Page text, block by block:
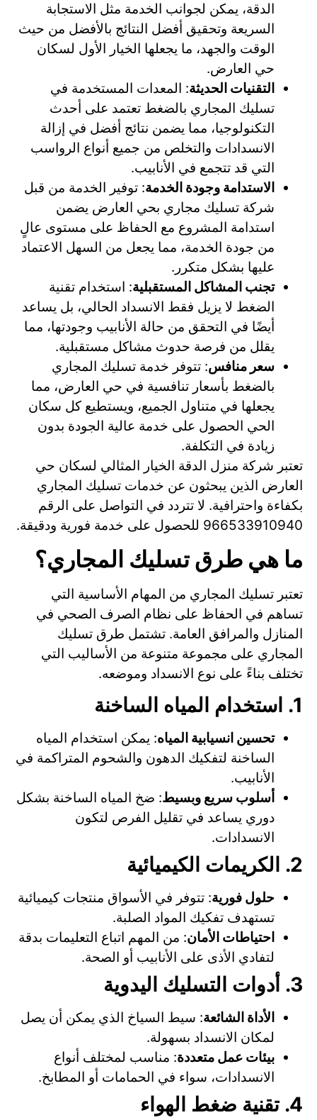
الدقة، يمكن لجوانب الخدمة مثل الاستجابة
السريعة وتحقيق أفضل النتائج بالأفضل من حيث
الوقت والجهد، ما يجعلها الخيار الأول لسكان
حي العارض.
التقنيات الحديثة: المعدات المستخدمة في
تسليك المجاري بالضغط تعتمد على أحدث
التكنولوجيا، مما يضمن نتائج أفضل في إزالة
الانسدادات والتخلص من جميع أنواع الرواسب
التي قد تتجمع في الأنابيب.
الاستدامة وجودة الخدمة: توفير الخدمة من قبل
شركة تسليك مجاري بحي العارض يضمن
استدامة المشروع مع الحفاظ على مستوى عالٍ
من جودة الخدمة، مما يجعل من السهل الاعتماد
عليها بشكل متكرر.
تجنب المشاكل المستقبلية: استخدام تقنية
الضغط لا يزيل فقط الانسداد الحالي، بل يساعد
أيضًا في التحقق من حالة الأنابيب وجودتها، مما
يقلل من فرصة حدوث مشاكل مستقبلية.
سعر منافس: تتوفر خدمة تسليك المجاري
بالضغط بأسعار تنافسية في حي العارض، مما
يجعلها في متناول الجميع، ويستطيع كل سكان
الحي الحصول على خدمة عالية الجودة بدون
زيادة في التكلفة.
تعتبر شركة منزل الدقة الخيار المثالي لسكان حي
العارض الذين يبحثون عن خدمات تسليك المجاري
بكفاءة واحترافية. لا تتردد في التواصل على الرقم
966533910940 للحصول على خدمة فورية ودقيقة.
ما هي طرق تسليك المجاري؟
تعتبر تسليك المجاري من المهام الأساسية التي
تساهم في الحفاظ على نظام الصرف الصحي في
المنازل والمرافق العامة. تشتمل طرق تسليك
المجاري على مجموعة متنوعة من الأساليب التي
تختلف بناءً على نوع الانسداد وموضعه.
1. استخدام المياه الساخنة
تحسين انسيابية المياه: يمكن استخدام المياه
الساخنة لتفكيك الدهون والشحوم المتراكمة في
الأنابيب.
أسلوب سريع وبسيط: ضخ المياه الساخنة بشكل
دوري يساعد في تقليل الفرص لتكون
الانسدادات.
2. الكريمات الكيميائية
حلول فورية: تتوفر في الأسواق منتجات كيميائية
تستهدف تفكيك المواد الصلبة.
احتياطات الأمان: من المهم اتباع التعليمات بدقة
لتفادي الأذى على الأنابيب أو الصحة.
3. أدوات التسليك اليدوية
الأداة الشائعة: سيط السياخ الذي يمكن أن يصل
لمكان الانسداد بسهولة.
بيئات عمل متعددة: مناسب لمختلف أنواع
الانسدادات، سواء في الحمامات أو المطابخ.
4. تقنية ضغط الهواء